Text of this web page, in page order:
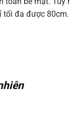
tối đa được 80cm.